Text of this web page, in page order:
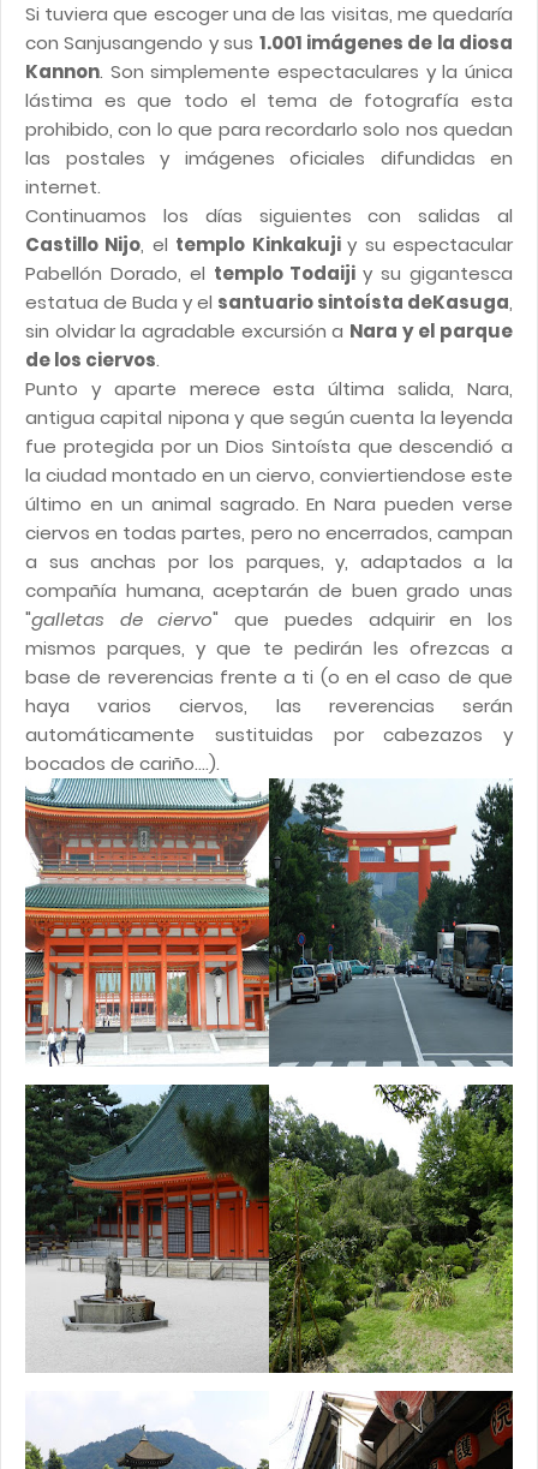
Si tuviera que escoger una de las visitas, me quedaría
con Sanjusangendo y sus 1.001 imágenes de la diosa
Kannon. Son simplemente espectaculares y la única
lástima es que todo el tema de fotografía esta
prohibido, con lo que para recordarlo solo nos quedan
las postales y imágenes oficiales difundidas en
internet.
Continuamos los días siguientes con salidas al
Castillo Nijo, el templo Kinkakujiy su espectacular
Pabellón Dorado, el templo Todaijiy su gigantesca
estatua de Buda y el santuario sintoísta deKasuga,
sin olvidar la agradable excursión a Nara y el parque
de los ciervos.
Punto y aparte merece esta última salida, Nara,
antigua capital nipona y que según cuenta la leyenda
fue protegida por un Dios Sintoísta que descendió a
la ciudad montado en un ciervo, conviertiendose este
último en un animal sagrado. En Nara pueden verse
ciervos en todas partes, pero no encerrados, campan
a sus anchas por los parques, y, adaptados a la
compañía humana, aceptarán de buen grado unas
"galletas de ciervo" que puedes adquirir en los
mismos parques, y que te pedirán les ofrezcas a
base de reverencias frente a ti (o en el caso de que
haya varios ciervos, las reverencias serán
automáticamente sustituidas por cabezazos y
bocados de cariño....).